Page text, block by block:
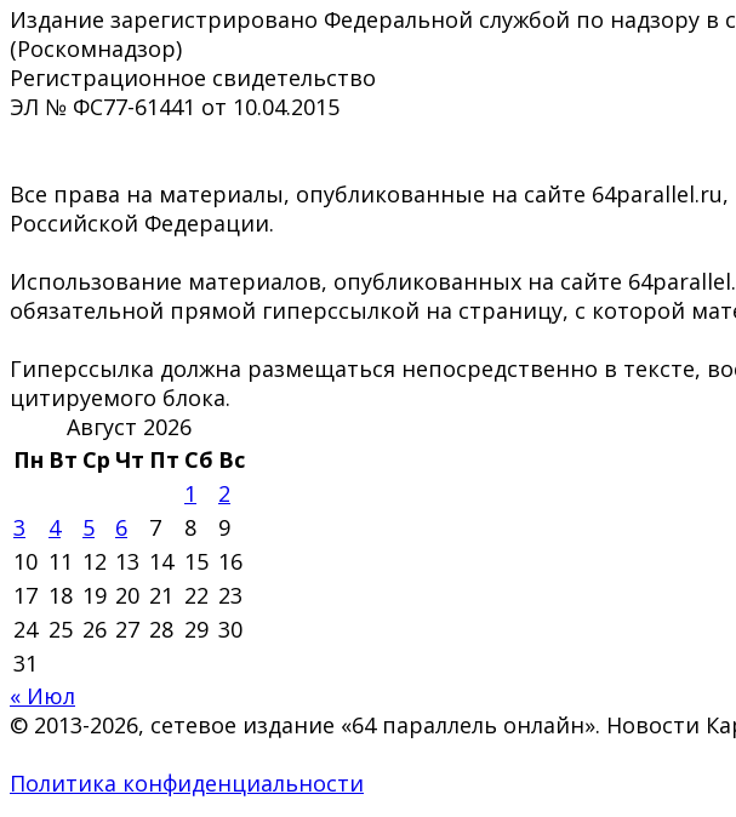
Издание зарегистрировано Федеральной службой по надзору
(Роскомнадзор)
Регистрационное свидетельство
ЭЛ № ФС77-61441 от 10.04.2015
Все права на материалы, опубликованные на сайте
Российской Федерации.
Использование материалов, опубликованных на сайте
обязательной прямой гиперссылкой на страницу, с которой
Гиперссылка должна размещаться непосредственно в тексте,
цитируемого блока.
Август 2026
Пн Вт Ср Чт Пт Сб Вс
1
2
3
4 5 6 7 8
9
10 11 12 13 14 15 16
17 18 19 20 21 22 23
24 25 26 27 28 29 30
31
« Июл
© 2013-2026, сетевое издание «64 параллель онлайн». Новости
Политика конфиденциальности